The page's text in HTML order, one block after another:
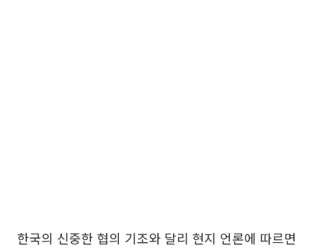
한국의 신중한 협의 기조와 달리 현지 언론에 따르면